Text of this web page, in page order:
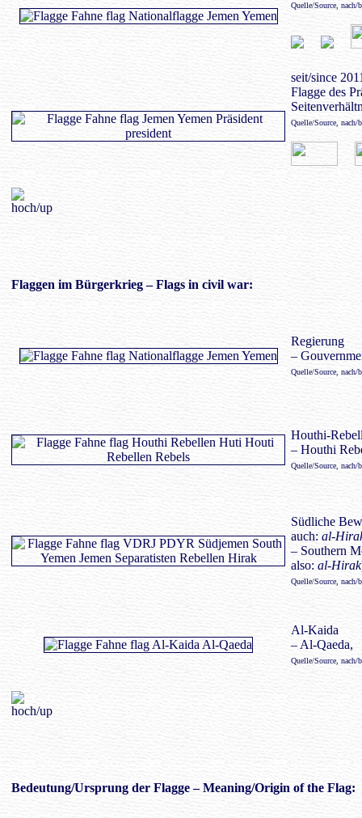
Quelle/Source,
seit/since
Flagge des
Quelle/Source,
Flaggen im Bürgerkrieg– Flags in civil war:
Regierung
–
Quelle/Source,
Houthi-
– Houthi
Quelle/Source,
Südliche
auch:al-
– Southern
also: al-Hirak
Quelle/Source,
Al-Kaida
– Al-Qaeda,
Quelle/Source,
Bedeutung/Ursprung der Flagge – Meaning/Origin of the Flag: